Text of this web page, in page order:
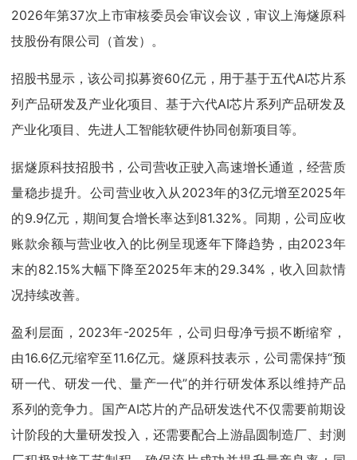
2026年第37次上市审核委员会审议会议，审议上海燧原科
技股份有限公司（首发）。
招股书显示，该公司拟募资60亿元，用于基于五代AI芯片系
列产品研发及产业化项目、基于六代AI芯片系列产品研发及
产业化项目、先进人工智能软硬件协同创新项目等。
据燧原科技招股书，公司营收正驶入高速增长通道，经营质
量稳步提升。公司营业收入从2023年的3亿元增至2025年
的9.9亿元，期间复合增长率达到81.32%。同期，公司应收
账款余额与营业收入的比例呈现逐年下降趋势，由2023年
末的82.15%大幅下降至2025年末的29.34%，收入回款情
况持续改善。
盈利层面，2023年-2025年，公司归母净亏损不断缩窄，
由16.6亿元缩窄至11.6亿元。燧原科技表示，公司需保持“预
研一代、研发一代、量产一代”的并行研发体系以维持产品
系列的竞争力。国产AI芯片的产品研发迭代不仅需要前期设
计阶段的大量研发投入，还需要配合上游晶圆制造厂、封测